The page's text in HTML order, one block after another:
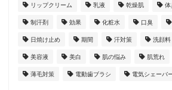
リップクリーム 乳液 乾燥肌 体
制汗剤 効果 化粧水 口臭
日焼け止め 期間 汗対策 洗顔料
美容液 美白 肌の悩み 肌荒れ
薄毛対策 電動歯ブラシ 電気シェーバ